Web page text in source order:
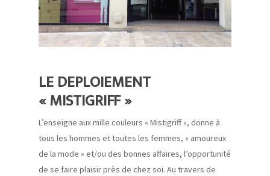
LE DEPLOIEMENT
« MISTIGRIFF »
L’enseigne aux mille couleurs « Mistigriff », donne à
tous les hommes et toutes les femmes, « amoureux
de la mode » et/ou des bonnes affaires, l’opportunité
de se faire plaisir près de chez soi. Au travers de